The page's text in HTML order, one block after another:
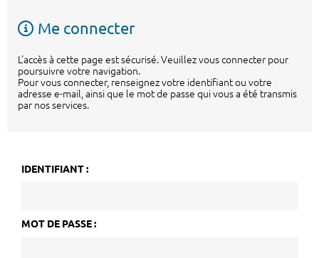
Me connecter
L'accès à cette page est sécurisé. Veuillez vous connecter pour
poursuivre votre navigation.
Pour vous connecter, renseignez votre identifiant ou votre
adresse e-mail, ainsi que le mot de passe qui vous a été transmis
par nos services.
IDENTIFIANT :
MOT DE PASSE :